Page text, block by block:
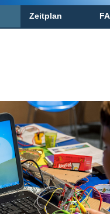
Zeitplan